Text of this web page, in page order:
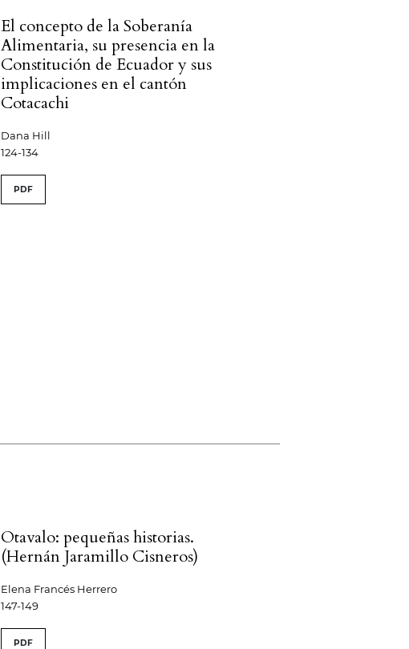
El concepto de la Soberanía
Alimentaria, su presencia en la
Constitución de Ecuador y sus
implicaciones en el cantón
Cotacachi
Dana Hill
124-134
PDF
Otavalo: pequeñas historias.
(Hernán Jaramillo Cisneros)
Elena Francés Herrero
147-149
PDF